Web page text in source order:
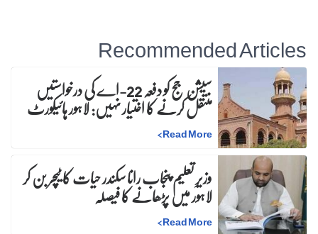
Recommended Articles
سیشن جج کو دفعہ 22-اے کی درخواستیں
منتقل کرنے کا اختیار نہیں: لاہور ہائیکورٹ
Read More
>
وزیرِ تعلیم پنجاب رانا سکندر حیات کا ٹیچر بن کر
لاہور میں پڑھانے کا فیصلہ
Read More
>